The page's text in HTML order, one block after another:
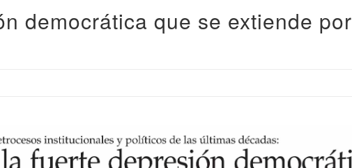
democrática que se extiende por